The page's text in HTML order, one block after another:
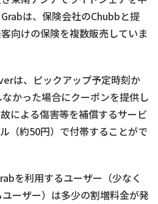
は、保険会社のChubbと提
向けの保険を複数販売していま
は、ピックアップ予定時刻か
かった場合にクーポンを提供し
による傷害等を補償するサービ
（約50円）で付帯することがで
を利用するユーザー（少なく
ーザー）は多少の割増料金が発